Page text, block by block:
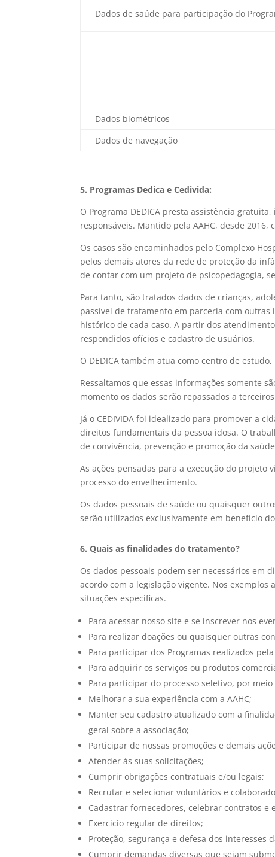
Dados de saúde para participação do
Dados biométricos
Dados de navegação
5. Programas Dedica e Cedivida:
O Programa DEDICA presta assistência
responsáveis. Mantido pela AAHC, desde
Os casos são encaminhados pelo Complexo
pelos demais atores da rede de proteção da
de contar com um projeto de psicopedagogia,
Para tanto, são tratados dados de crianças,
passível de tratamento em parceria com
histórico de cada caso. A partir dos
respondidos ofícios e cadastro de usuários.
O DEDICA também atua como centro de
Ressaltamos que essas informações somente
momento os dados serão repassados a
Já o CEDIVIDA foi idealizado para promover a
direitos fundamentais da pessoa idosa. O
de convivência, prevenção e promoção da
As ações pensadas para a execução do
processo do envelhecimento.
Os dados pessoais de saúde ou quaisquer
serão utilizados exclusivamente em benefício
6. Quais as finalidades do tratamento?
Os dados pessoais podem ser necessários em
acordo com a legislação vigente. Nos
situações específicas.
Para acessar nosso site e se inscrever nos
Para realizar doações ou quaisquer outras
Para participar dos Programas realizados pela
Para adquirir os serviços ou produtos
Para participar do processo seletivo, por
Melhorar a sua experiência com a AAHC;
Manter seu cadastro atualizado com a
geral sobre a associação;
Participar de nossas promoções e demais
Atender às suas solicitações;
Cumprir obrigações contratuais e/ou legais;
Recrutar e selecionar voluntários e
Cadastrar fornecedores, celebrar contratos e
Exercício regular de direitos;
Proteção, segurança e defesa dos interesses
Cumprir demandas diversas que sejam